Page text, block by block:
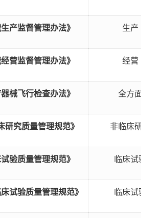
生产监督管理办法》 生产
经营监督管理办法》 经营
器械飞行检查办法》 全方面
研究质量管理规范》 非临床研究
试验质量管理规范》 临床试验
试验质量管理规范》 临床试验